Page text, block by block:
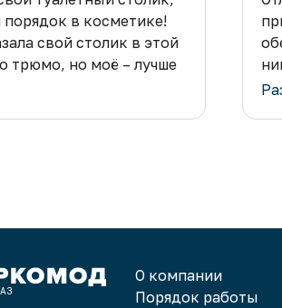
порядок в косметике!
свой столик в этой
трюмо, но моё – лучше
О компании
Порядок работы